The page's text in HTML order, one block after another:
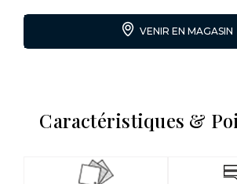
VENIR EN MAGASIN
Caractéristiques &